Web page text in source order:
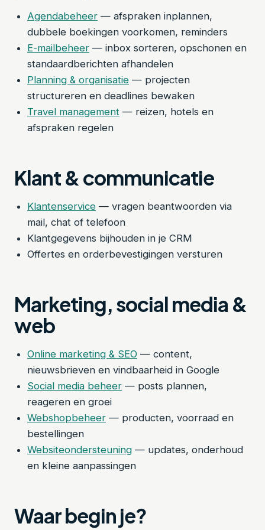
Agendabeheer — afspraken inplannen,
dubbele boekingen voorkomen, reminders
E-mailbeheer — inbox sorteren, opschonen en
standaardberichten afhandelen
Planning & organisatie — projecten
structureren en deadlines bewaken
Travel management — reizen, hotels en
afspraken regelen
Klant & communicatie
Klantenservice — vragen beantwoorden via
mail, chat of telefoon
Klantgegevens bijhouden in je CRM
Offertes en orderbevestigingen versturen
Marketing, social media &
web
Online marketing & SEO — content,
nieuwsbrieven en vindbaarheid in Google
Social media beheer — posts plannen,
reageren en groei
Webshopbeheer — producten, voorraad en
bestellingen
Websiteondersteuning — updates, onderhoud
en kleine aanpassingen
Waar begin je?